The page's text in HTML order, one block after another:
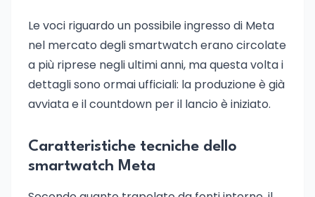
Le voci riguardo un possibile ingresso di Meta
nel mercato degli smartwatch erano circolate
a più riprese negli ultimi anni, ma questa volta i
dettagli sono ormai ufficiali: la produzione è già
avviata e il countdown per il lancio è iniziato.
Caratteristiche tecniche dello
smartwatch Meta